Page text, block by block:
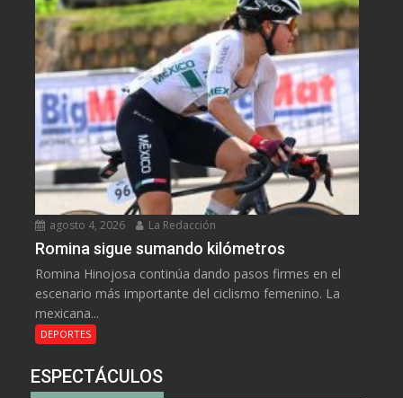
agosto 4, 2026 La Redacción
Romina sigue sumando kilómetros
Romina Hinojosa continúa dando pasos firmes en el
escenario más importante del ciclismo femenino. La
mexicana...
DEPORTES
ESPECTÁCULOS